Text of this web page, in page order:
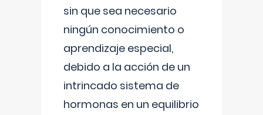
sin que sea necesario
ningún conocimiento o
aprendizaje especial,
debido a la acción de un
intrincado sistema de
hormonas en un equilibrio